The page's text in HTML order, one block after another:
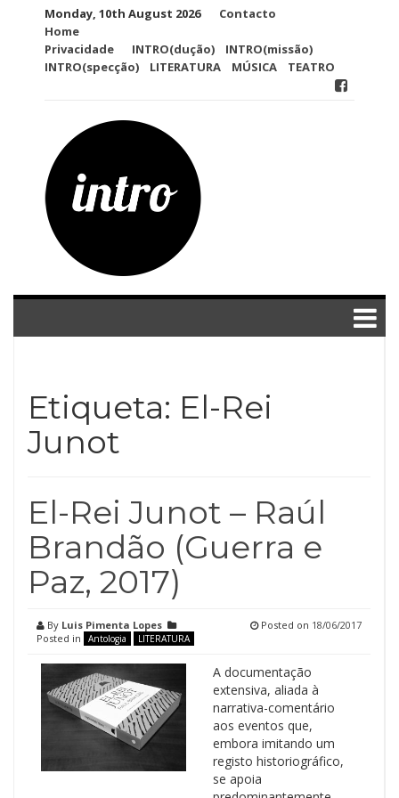
Monday, 10th August 2026
Contacto
Home
Privacidade
INTRO(dução)
INTRO(missão)
INTRO(specção)
LITERATURA MÚSICA TEATRO
Etiqueta: El-Rei
Junot
El-Rei Junot – Raúl
Brandão (Guerra e
Paz, 2017)
By Luis Pimenta Lopes
Posted in
Antologia LITERATURA
Posted on 18/06/2017
A documentação
extensiva, aliada à
narrativa-comentário
aos eventos que,
embora imitando um
registo historiográfico,
se apoia